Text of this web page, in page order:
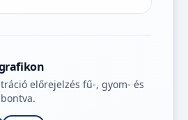
előrejelzés fű-, gyom- és